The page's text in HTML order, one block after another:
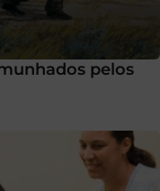
pelos